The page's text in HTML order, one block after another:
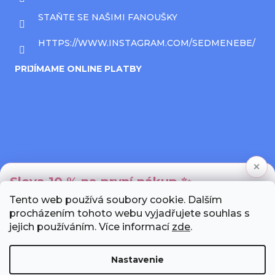
Tento web používá soubory cookie. Dalším
procházením tohoto webu vyjadřujete souhlas s
jejich používáním. Více informací zde.
Nastavenie
STAŇTE SE NAŠIMI FANOUŠKY
HTTPS://WWW.INSTAGRAM.COM/SEDMENEBE/
PRIJÍMAME ONLINE PLATBY
×
Sleva 10 % na první nákup ✨
Přihlaste se k newsletteru a my Vám pošleme
unikátní slevový kód.